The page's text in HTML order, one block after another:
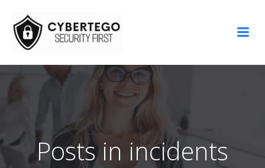
Posts in incidents